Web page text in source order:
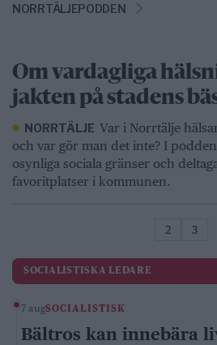
NORRTÄLJEPODDEN
Om vardagliga
jakten på stadens
NORRTÄLJE Var i Norrtälje
och var gör man det inte? I
osynliga sociala gränser och
favoritplatser i kommunen.
2 3
SOCIALISTISKA LEDARE
7 augSOCIALISTISK
Bältros kan innebära